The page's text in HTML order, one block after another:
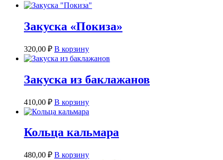
Закуска «Покиза»
320,00 ₽ В корзину
Закуска из баклажанов
410,00 ₽ В корзину
Кольца кальмара
480,00 ₽ В корзину